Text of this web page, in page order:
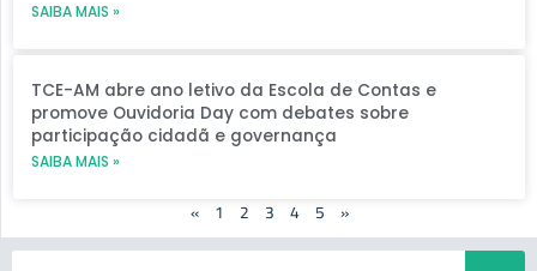
SAIBA MAIS »
TCE-AM abre ano letivo da Escola de Contas e
promove Ouvidoria Day com debates sobre
participação cidadã e governança
SAIBA MAIS »
« 1 2 3 4 5 »